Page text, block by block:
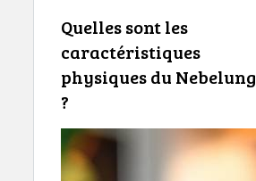
Quelles sont les
caractéristiques
physiques du Nebelung
?